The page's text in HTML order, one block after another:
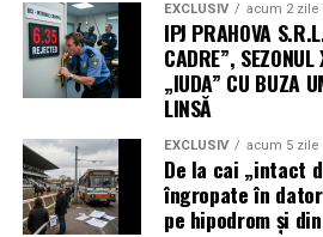
EXCLUSIV acum 2 zile
IPJ PRAHOVA
CADRE”,
„IUDA” CU BUZA
LINSĂ
EXCLUSIV acum 5 zile
De la cai „intact
îngropate în
pe hipodrom și din